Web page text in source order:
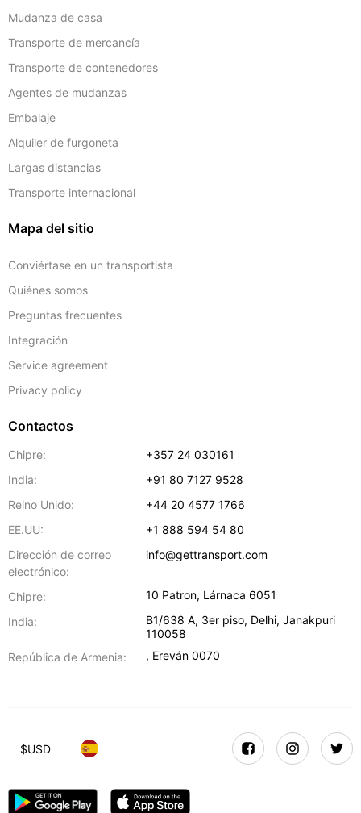
Mudanza de casa
Transporte de mercancía
Transporte de contenedores
Agentes de mudanzas
Embalaje
Alquiler de furgoneta
Largas distancias
Transporte internacional
Mapa del sitio
Conviértase en un transportista
Quiénes somos
Preguntas frecuentes
Integración
Service agreement
Privacy policy
Contactos
Chipre:
+357 24 030161
India:
+91 80 7127 9528
Reino Unido:
+44 20 4577 1766
EE.UU:
+1 888 594 54 80
Dirección de correo
electrónico:
info@gettransport.com
Chipre: 10 Patron, Lárnaca 6051
India:
B1/638 A, 3er piso, Delhi,Janakpuri
110058
República de Armenia:
, Ereván 0070
$USD